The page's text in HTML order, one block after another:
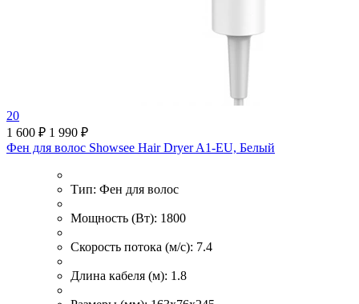
20
1 600 ₽ 1 990 ₽
Фен для волос Showsee Hair Dryer A1-EU, Белый
Тип: Фен для волос
Мощность (Вт): 1800
Скорость потока (м/с): 7.4
Длина кабеля (м): 1.8